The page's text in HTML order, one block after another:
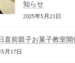
知らせ
2025年5月21日
直前親子お菓子教室
月17日